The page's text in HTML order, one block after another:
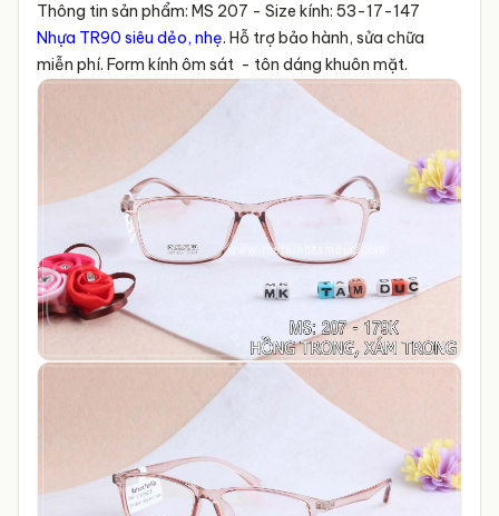
Thông tin sản phẩm: MS 207 - Size kính: 53-17-147
Nhựa TR90 siêu dẻo, nhẹ.
miễn phí. Form kính ôm sát - tôn dáng khuôn mặt.